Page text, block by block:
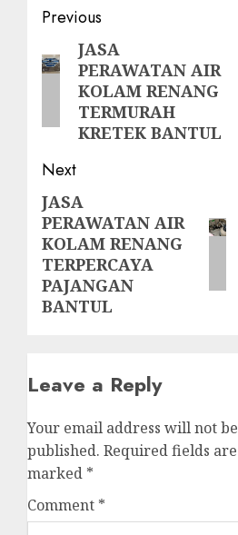
Post
navigation
Previous
Previous
post:
JASA
PERAWATAN AIR
KOLAM RENANG
TERMURAH
KRETEK BANTUL
Next
Next
post:
JASA
PERAWATAN AIR
KOLAM RENANG
TERPERCAYA
PAJANGAN
BANTUL
Leave a Reply
Your email address will not be
published. Required fields are
marked *
Comment *